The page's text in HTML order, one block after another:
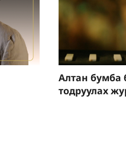
Алтан бумба
тодруулах